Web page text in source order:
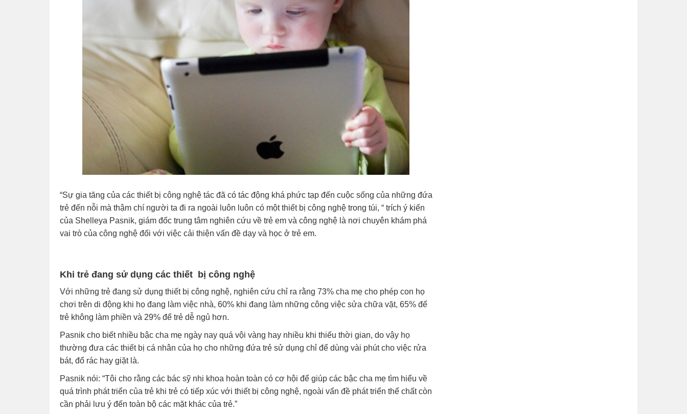
“Sự gia tăng của các thiết bị công nghệ tác đã có tác động khá phức tạp đến cuộc sống của những đứa
trẻ đến nỗi mà thậm chí người ta đi ra ngoài luôn luôn có một thiết bị công nghệ trong túi, “ trích ý kiến
của Shelleya Pasnik, giám đốc trung tâm nghiên cứu về trẻ em và công nghệ là nơi chuyên khám phá
vai trò của công nghệ đối với việc cải thiện vấn đề dạy và học ở trẻ em.
Khi trẻ đang sử dụng các thiết bị công nghệ
Với những trẻ đang sử dụng thiết bị công nghệ, nghiên cứu chỉ ra rằng 73% cha mẹ cho phép con họ
chơi trên di động khi họ đang làm việc nhà, 60% khi đang làm những công việc sửa chữa vặt, 65% để
trẻ không làm phiền và 29% để trẻ dễ ngủ hơn.
Pasnik cho biết nhiều bậc cha mẹ ngày nay quá vội vàng hay nhiều khi thiếu thời gian, do vậy họ
thường đưa các thiết bị cá nhân của họ cho những đứa trẻ sử dụng chỉ để dùng vài phút cho việc rửa
bát, đổ rác hay giặt là.
Pasnik nói: “Tôi cho rằng các bác sỹ nhi khoa hoàn toàn có cơ hội để giúp các bậc cha mẹ tìm hiểu về
quá trình phát triển của trẻ khi trẻ có tiếp xúc với thiết bị công nghệ, ngoài vấn đề phát triển thể chất còn
cần phải lưu ý đến toàn bộ các mặt khác của trẻ.”